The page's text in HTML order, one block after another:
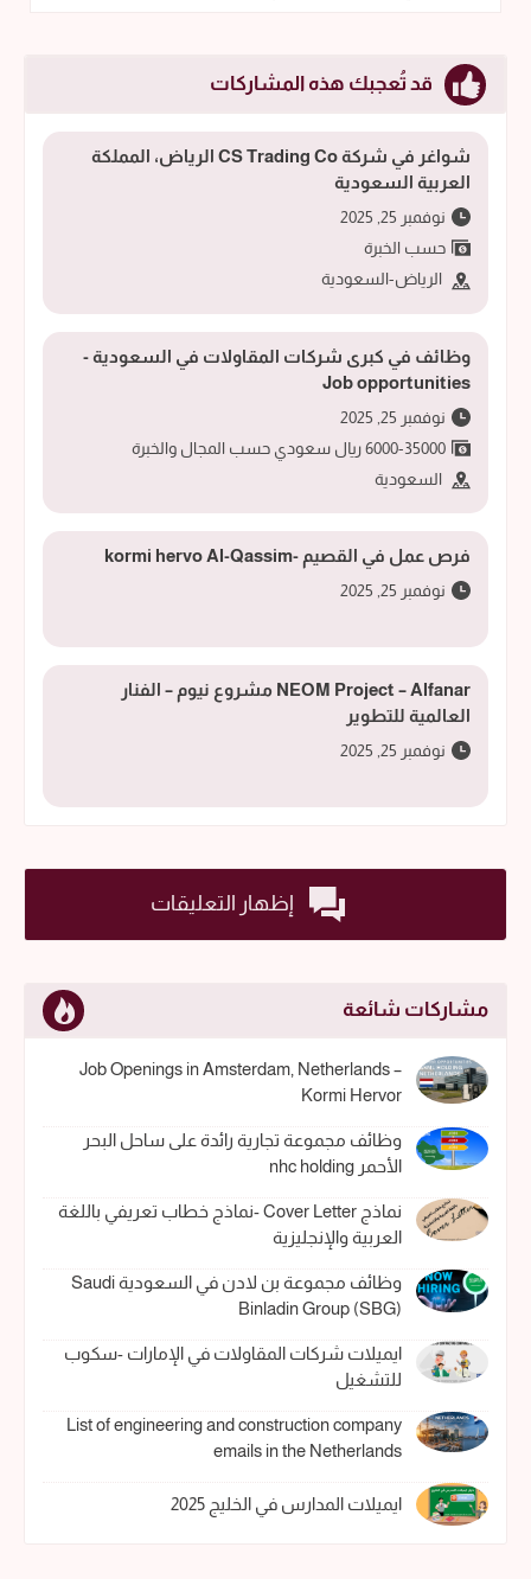
قد تُعجبك هذه المشاركات
شواغر في شركة CS Trading Co الرياض، المملكة
العربية السعودية
نوفمبر 25, 2025
حسب الخبرة
الرياض-السعودية
وظائف في كبرى شركات المقاولات في السعودية -
Job opportunities
نوفمبر 25, 2025
6000-35000 ريال سعودي حسب المجال والخبرة
السعودية
فرص عمل في القصيم -kormi hervo Al-Qassim
نوفمبر 25, 2025
NEOM Project – Alfanar مشروع نيوم – الفنار
العالمية للتطوير
نوفمبر 25, 2025
إظهار التعليقات
مشاركات شائعة
Job Openings in Amsterdam, Netherlands –
Kormi Hervor
وظائف مجموعة تجارية رائدة على ساحل البحر
الأحمر nhc holding
نماذج Cover Letter -نماذج خطاب تعريفي باللغة
العربية والإنجليزية
وظائف مجموعة بن لادن في السعودية Saudi
Binladin Group (SBG)
ايميلات شركات المقاولات في الإمارات -سكوب
للتشغيل
List of engineering and construction company
emails in the Netherlands
ايميلات المدارس في الخليج 2025